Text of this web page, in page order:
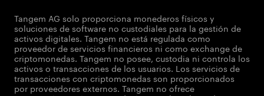
Tangem AG solo proporciona monederos físicos y
soluciones de software no custodiales para la gestión de
activos digitales. Tangem no está regulada como
proveedor de servicios financieros ni como exchange de
criptomonedas. Tangem no posee, custodia ni controla los
activos o transacciones de los usuarios. Los servicios de
transacciones con criptomonedas son proporcionados
por proveedores externos. Tangem no ofrece